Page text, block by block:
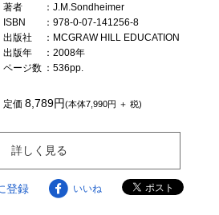
著者
：J.M.Sondheimer
ISBN
：978-0-07-141256-8
出版社
：MCGRAW HILL EDUCATION
出版年
：2008年
ページ数 ：536pp.
定価8,789円(本体7,990円 ＋ 税)
詳しく見る
登録 いいね